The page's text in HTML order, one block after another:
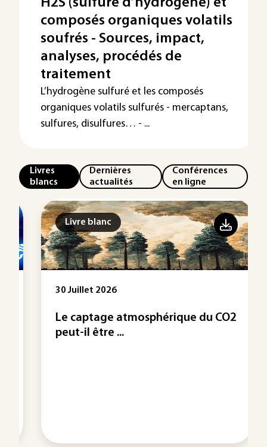
H2S (sulfure d’hydrogène) et
composés organiques volatils
soufrés - Sources, impact,
analyses, procédés de
traitement
L’hydrogène sulfuré et les composés
organiques volatils sulfurés - mercaptans,
sulfures, disulfures… - ...
Livres
blancs
Dernières
actualités
Conférences
en ligne
Livre blanc
30 Juillet 2026
Le captage atmosphérique du CO2
peut-il être ...